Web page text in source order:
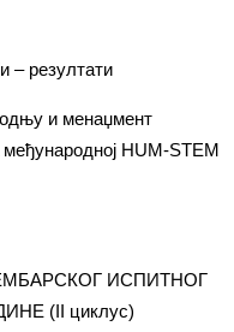
– резултати
и менаџмент
HUM-STEM
ИСПИТНОГ
(II циклус)